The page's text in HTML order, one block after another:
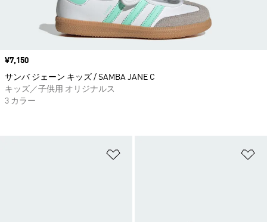
価格
¥7,150
サンバ ジェーン キッズ / SAMBA JANE C
キッズ／子供用 オリジナルス
3 カラー